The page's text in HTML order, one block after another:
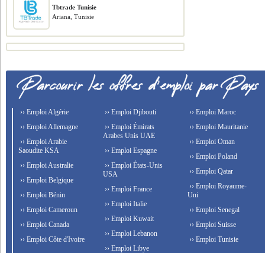
Tbtrade Tunisie
Ariana, Tunisie
›› Emploi Algérie
›› Emploi Allemagne
›› Emploi Arabie
Saoudite KSA
›› Emploi Australie
›› Emploi Belgique
›› Emploi Bénin
›› Emploi Cameroun
›› Emploi Canada
›› Emploi Côte d'Ivoire
›› Emploi Djibouti
›› Emploi Émirats
Arabes Unis UAE
›› Emploi Espagne
›› Emploi États-Unis
USA
›› Emploi France
›› Emploi Italie
›› Emploi Kuwait
›› Emploi Lebanon
›› Emploi Libye
›› Emploi Maroc
›› Emploi Mauritanie
›› Emploi Oman
›› Emploi Poland
›› Emploi Qatar
›› Emploi Royaume-
Uni
›› Emploi Senegal
›› Emploi Suisse
›› Emploi Tunisie